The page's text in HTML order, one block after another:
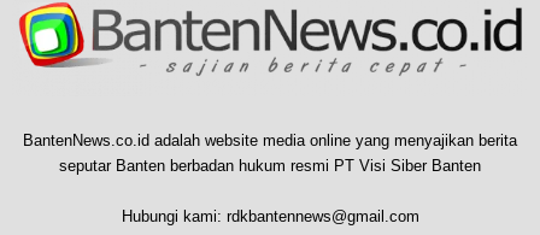
BantenNews.co.id adalah website media online yang menyajikan berita
seputar Banten berbadan hukum resmi PT Visi Siber Banten
Hubungi kami: rdkbantennews@gmail.com